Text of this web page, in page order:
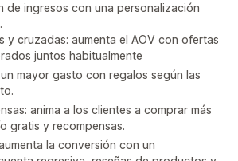
de ingresos con una personalización
y cruzadas: aumenta el AOV con ofertas
juntos habitualmente
mayor gasto con regalos según las
anima a los clientes a comprar más
gratis y recompensas.
la conversión con un